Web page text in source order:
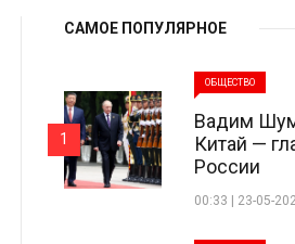
САМОЕ ПОПУЛЯРНОЕ
ОБЩЕСТВО
Вадим
Китай —
России
00:33 | 23-05-
1